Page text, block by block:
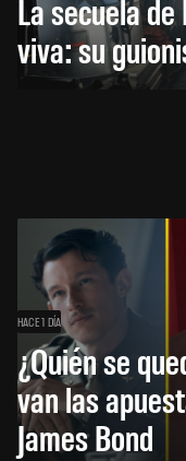
La secuela
viva: su
HACE 1 DÍA
¿Quién se
van las
James Bond